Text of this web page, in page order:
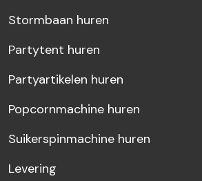
Stormbaan huren
Partytent huren
Partyartikelen huren
Popcornmachine huren
Suikerspinmachine huren
Levering